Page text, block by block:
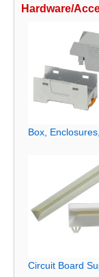
Hardware/
Box,
Circuit Board